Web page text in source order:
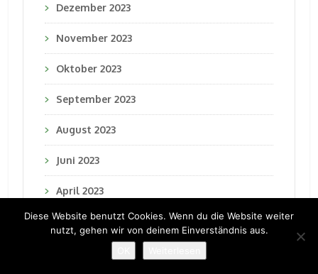
Dezember 2023
November 2023
Oktober 2023
September 2023
August 2023
Juni 2023
April 2023
März 2023
Diese Website benutzt Cookies. Wenn du die Website weiter
nutzt, gehen wir von deinem Einverständnis aus.